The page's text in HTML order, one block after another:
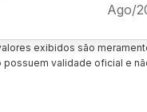
Ago/
exibidos são
possuem validade oficial e